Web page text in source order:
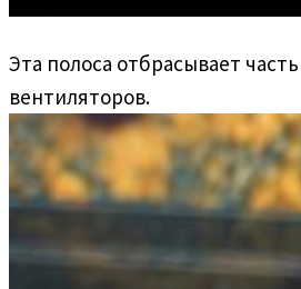
Эта полоса отбрасывает
вентиляторов.